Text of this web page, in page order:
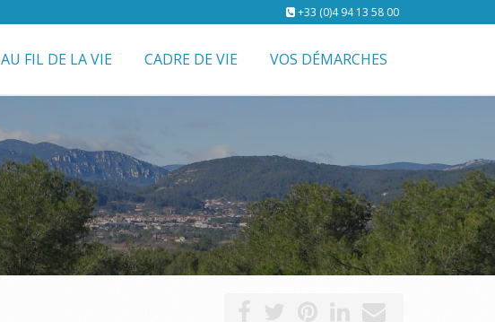
+33 (0)4 94 13 58 00
AU FIL DE LA VIE CADRE DE VIE VOS DÉMARCHES